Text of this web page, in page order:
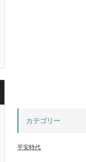
カテゴリー
平安時代